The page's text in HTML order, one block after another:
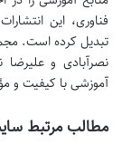
فناوری، این
تبدیل کرده است.
نصرآبادی و علیرضا
آموزشی با کیفیت و
مطالب مرتبط